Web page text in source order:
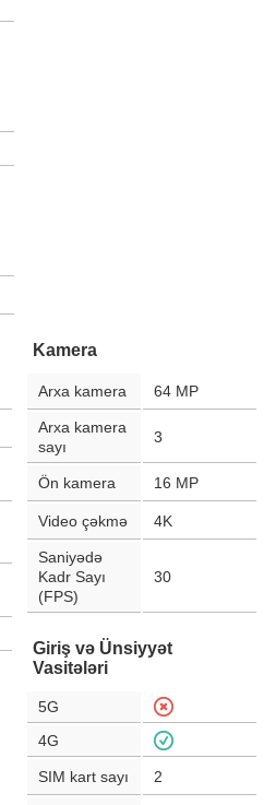
Kamera
Arxa kamera 64 MP
Arxa kamera
sayı
3
Ön kamera 16 MP
Video çəkmə 4K
Saniyədə
Kadr Sayı
(FPS)
30
Giriş və Ünsiyyət
Vasitələri
5G
4G
SIM kart sayı 2